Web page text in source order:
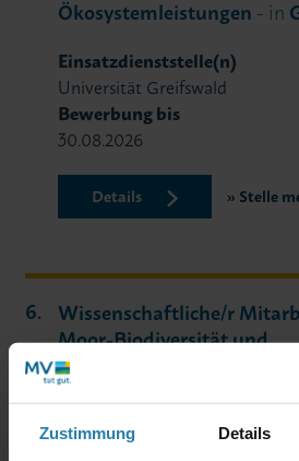
Zustimmung Details
Ökosystemleistungen - in
Einsatzdienststelle(n)
Universität Greifswald
Bewerbung bis
30.08.2026
Details Stelle
Wissenschaftliche/r
Moor-Biodiversität und
Ökosystemleistungen
Universität Greifswald